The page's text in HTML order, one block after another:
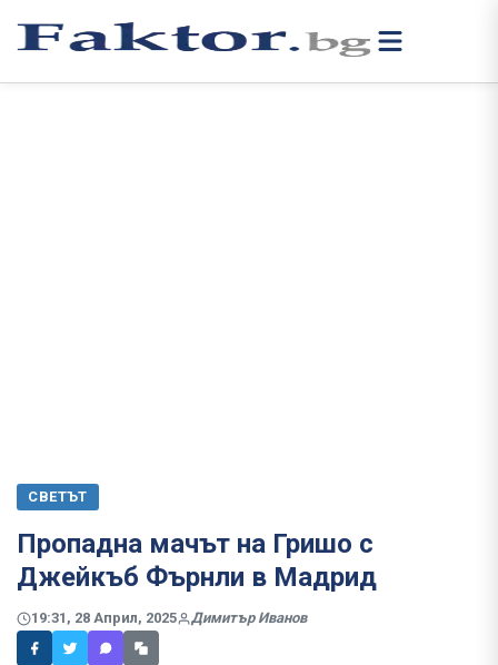
СВЕТЪТ
Пропадна мачът на Гришо с
Джейкъб Фърнли в Мадрид
19:31, 28 Април, 2025 Димитър Иванов